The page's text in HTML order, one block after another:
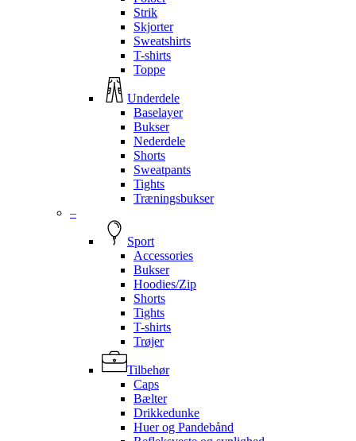
Strik
Skjorter
Sweatshirts
T-shirts
Toppe
Underdele
Baselayer
Bukser
Nederdele
Shorts
Sweatpants
Tights
Træningsbukser
–
Sport
Accessories
Bukser
Hoodies/Zip
Shorts
Tights
T-shirts
Trøjer
Tilbehør
Caps
Bælter
Drikkedunke
Huer og Pandebånd